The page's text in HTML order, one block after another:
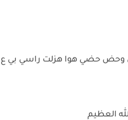
وحض حضي هوا هزلت راسي بي ع
العظيم